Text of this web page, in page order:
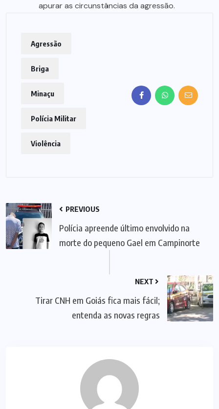
apurar as circunstâncias da agressão.
Agressão
Briga
Minaçu
Polícia Militar
Violência
PREVIOUS
Polícia apreende último envolvido na
morte do pequeno Gael em Campinorte
NEXT
Tirar CNH em Goiás fica mais fácil;
entenda as novas regras